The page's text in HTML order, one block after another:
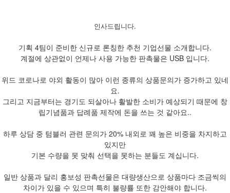
인사드립니다.
기획 4팀이 준비한 신규로 론칭한 추천 기업선물 소개합니다.
계절에 상관없이 언제나 사용 가능한 판촉물은 USB 입니다.
위드 코로나로 야외 활동이 많아 이런 종류의 상품문의가 증가하고 있네
요.
그리고 지금부터는 경기도 되살아나 활발한 소비가 예상되기 때문에 창
립기념품과 답례품 제작에 돈을 쓰는 것 같아요..
하루 상담 중 텀블러 관련 문의가 20% 내외로 꽤 높은 비중을 차지하고
있지만
기본 수량을 못 맞춰 선택을 못하는 분들도 계십니다.
일반 상품과 달리 홍보성 판촉선물은 대량생산으로 상품마다 조금씩의
차이가 있을 수 있으며 특히 불량률 또한 감안해야 합니다.